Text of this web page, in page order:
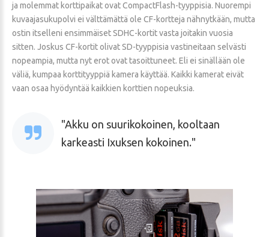
ja molemmat korttipaikat ovat CompactFlash-tyyppisia. Nuorempi
kuvaajasukupolvi ei välttämättä ole CF-kortteja nähnytkään, mutta
ostin itselleni ensimmäiset SDHC-kortit vasta joitakin vuosia
sitten. Joskus CF-kortit olivat SD-tyyppisia vastineitaan selvästi
nopeampia, mutta nyt erot ovat tasoittuneet. Eli ei sinällään ole
väliä, kumpaa korttityyppiä kamera käyttää. Kaikki kamerat eivät
vaan osaa hyödyntää kaikkien korttien nopeuksia.
Akku on suurikokoinen, kooltaan
karkeasti Ixuksen kokoinen.